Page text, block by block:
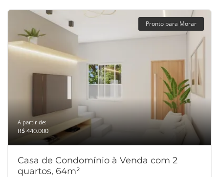
Pronto para Morar
A partir de:
R$ 440.000
Casa de Condomínio à Venda com 2
quartos, 64m²